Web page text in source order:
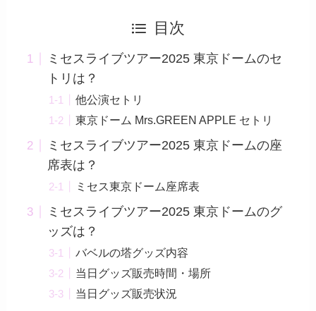
目次
ミセスライブツアー2025 東京ドームのセ
トリは？
他公演セトリ
東京ドーム Mrs.GREEN APPLE セトリ
ミセスライブツアー2025 東京ドームの座
席表は？
ミセス東京ドーム座席表
ミセスライブツアー2025 東京ドームのグ
ッズは？
バベルの塔グッズ内容
当日グッズ販売時間・場所
当日グッズ販売状況